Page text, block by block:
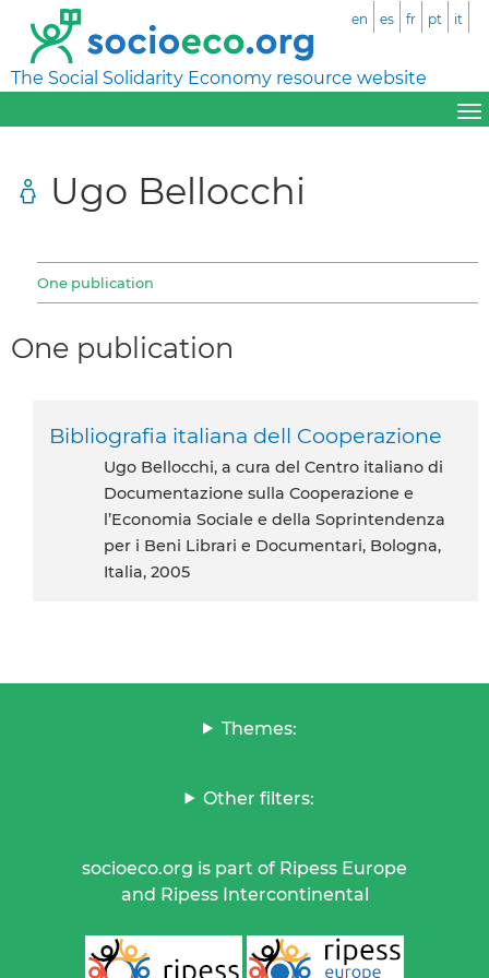
The Social Solidarity Economy resource website
en es fr pt it
Ugo Bellocchi
One publication
One publication
Bibliografia italiana dell Cooperazione
Ugo Bellocchi, a cura del Centro italiano di
Documentazione sulla Cooperazione e
l’Economia Sociale e della Soprintendenza
per i Beni Librari e Documentari, Bologna,
Italia, 2005
Themes:
Other filters:
socioeco.org is part of Ripess Europe
and Ripess Intercontinental